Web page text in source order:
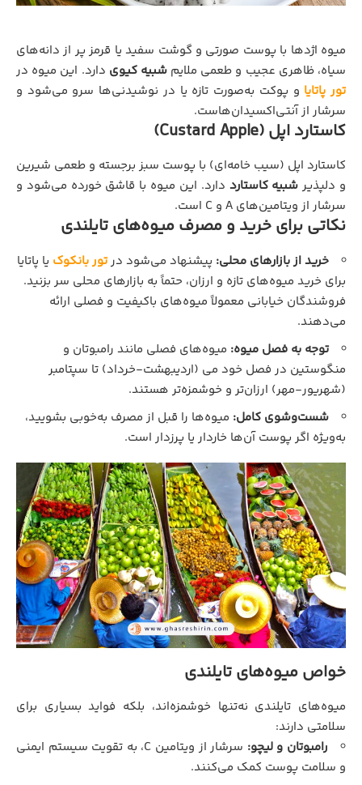
میوه اژدها با پوست صورتی و گوشت سفید یا قرمز پر از دانه‌های
سیاه، ظاهری عجیب و طعمی ملایمشبیه کیوی دارد. این میوه در
تور پاتایا و پوکت به‌صورت تازه یا در نوشیدنی‌ها سرو می‌شود و
سرشار از آنتی‌اکسیدان‌هاست.
کاستارد اپل (Custard Apple)
کاستارد اپل (سیب خامه‌ای) با پوست سبز برجسته و طعمی شیرین
و دلپذیر شبیه کاستارد دارد. این میوه با قاشق خورده می‌شود و
سرشار از ویتامین‌های A و C است.
نکاتی برای خرید و مصرف میوه‌های تایلندی
خرید از بازارهای محلی: پیشنهاد می‌شود درتور بانکوک یا پاتایا
برای خرید میوه‌های تازه و ارزان، حتماً به بازارهای محلی سر بزنید.
فروشندگان خیابانی معمولاً میوه‌های باکیفیت و فصلی ارائه
می‌دهند.
توجه به فصل میوه: میوه‌های فصلی مانند رامبوتان و
منگوستین در فصل خود می (اردیبهشت-خرداد) تا سپتامبر
(شهریور-مهر) ارزان‌تر و خوشمزه‌تر هستند.
شست‌وشوی کامل: میوه‌ها را قبل از مصرف به‌خوبی بشویید،
به‌ویژه اگر پوست آن‌ها خاردار یا پرزدار است.
خواص میوه‌های تایلندی
میوه‌های تایلندی نه‌تنها خوشمزه‌اند، بلکه فواید بسیاری برای
سلامتی دارند:
رامبوتان و لیچو:
سرشار از ویتامین C، به تقویت سیستم ایمنی
و سلامت پوست کمک می‌کنند.